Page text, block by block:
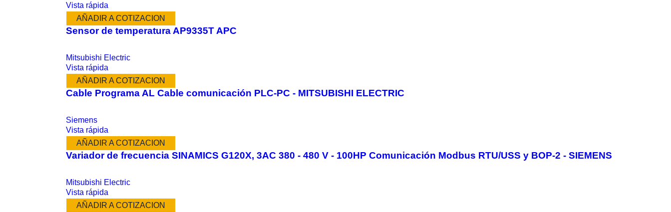
Vista rápida
AÑADIR A COTIZACION
Sensor de temperatura AP9335T APC
Mitsubishi Electric
Vista rápida
AÑADIR A COTIZACION
Cable Programa AL Cable comunicación PLC-PC - MITSUBISHI ELECTRIC
Siemens
Vista rápida
AÑADIR A COTIZACION
Variador de frecuencia SINAMICS G120X, 3AC 380 - 480 V - 100HP Comunicación Modbus RTU/USS y BOP-2 - SIEMENS
Mitsubishi Electric
Vista rápida
AÑADIR A COTIZACION